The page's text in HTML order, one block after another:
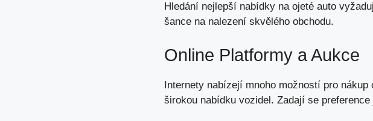
Hledání nejlepší nabídky na ojeté auto
šance na nalezení skvělého obchodu.
Online Platformy a Aukce
Internety nabízejí mnoho možností pro
širokou nabídku vozidel. Zadají se